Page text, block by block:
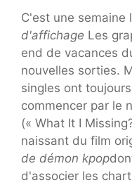
C'est une semaine
d'affichage Les
end de vacances
nouvelles sorties.
singles ont
commencer par le
(« What It I
naissant du film
de démon kpop
d'associer les